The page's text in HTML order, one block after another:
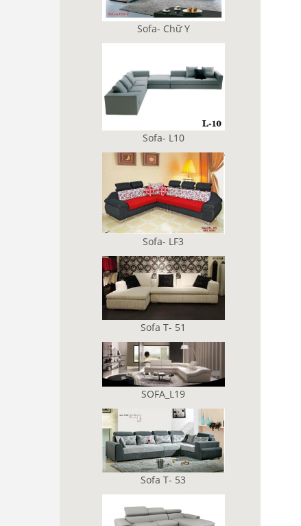
Sofa- Chữ Y
Sofa- L10
Sofa- LF3
Sofa T- 51
SOFA_L19
Sofa T- 53